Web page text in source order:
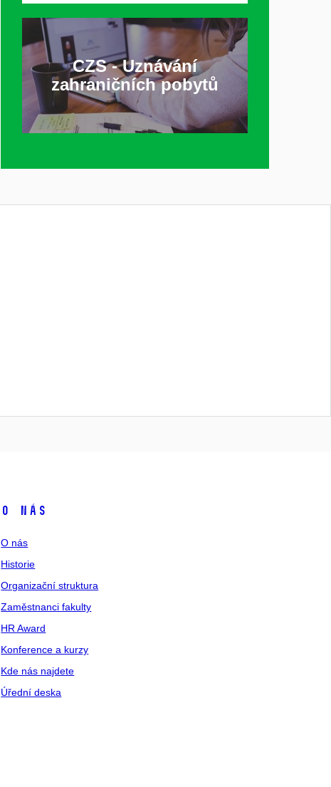
CZS - Uznávání
zahraničních pobytů
O nás
O nás
Historie
Organizační struktura
Zaměstnanci fakulty
HR Award
Konference a kurzy
Kde nás najdete
Úřední deska